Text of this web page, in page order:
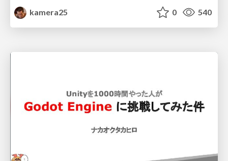
kamera25
0 540